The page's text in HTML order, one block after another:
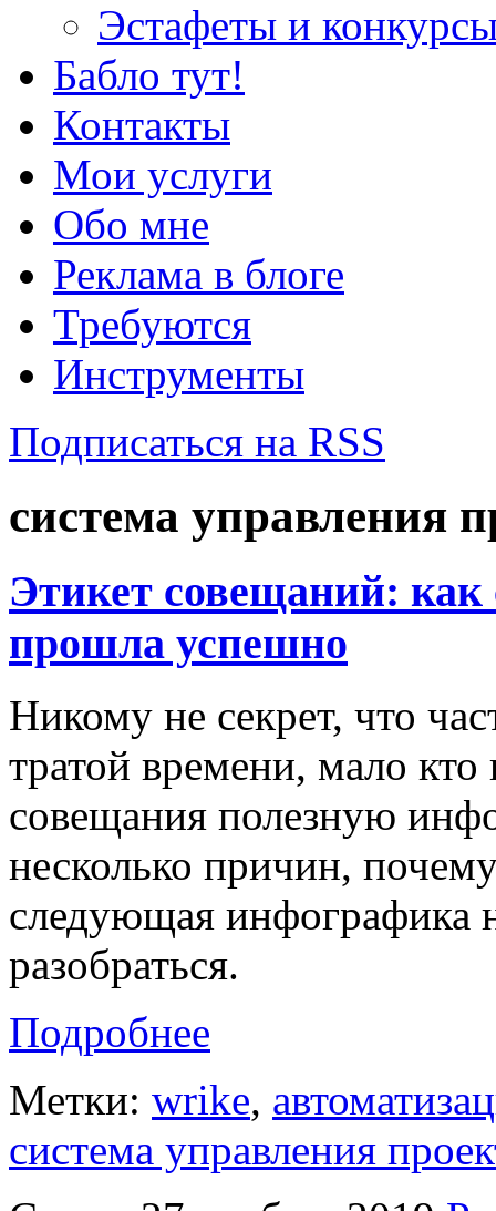
Эстафеты и
Бабло тут!
Контакты
Мои услуги
Обо мне
Реклама в блоге
Требуются
Инструменты
Подписаться на RSS
система управления
Этикет совещаний: как
прошла успешно
Никому не секрет, что
тратой времени, мало кто
совещания полезную
несколько причин,
следующая инфографика
разобраться.
Подробнее
Метки: wrike,
система управления